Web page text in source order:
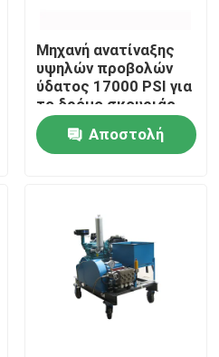
Μηχανή ανατίναξης
υψηλών προβολών
ύδατος 17000 PSI για
το δρόμο σκουριάς
χρωμάτων που
χαρακτηρίζει την
αφαίρεση
Αποστολή